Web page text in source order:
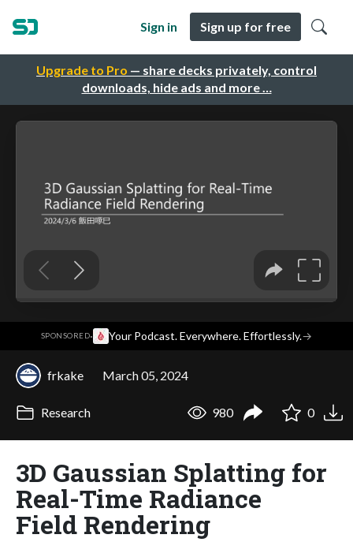
Upgrade to Pro — share decks privately, control
downloads, hide ads and more …
Sign in Sign up for free
SPONSORED· Your Podcast. Everywhere. Effortlessly.→
frkake March 05, 2024
Research 980 0
3D Gaussian Splatting for
Real-Time Radiance
Field Rendering